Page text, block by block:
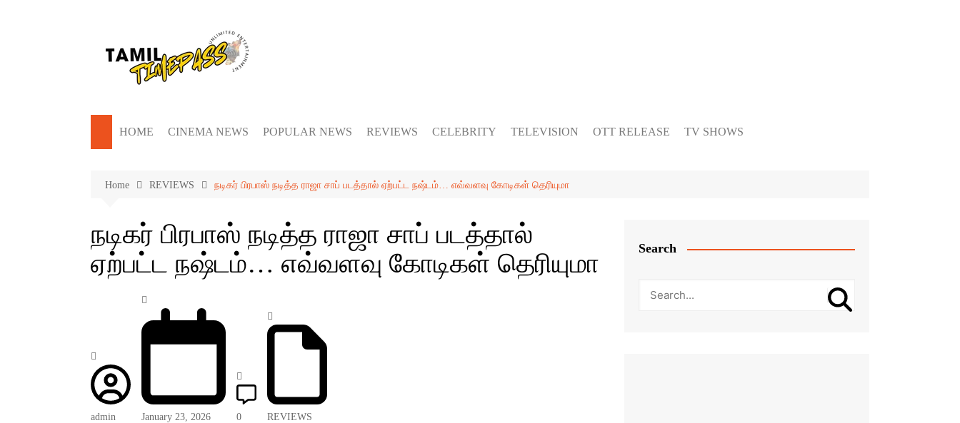
HOME CINEMA NEWS POPULAR NEWS REVIEWS CELEBRITY TELEVISION OTT RELEASE TV SHOWS
Home REVIEWS நடிகர் பிரபாஸ் நடித்த ராஜா சாப் படத்தால் ஏற்பட்ட நஷ்டம்… எவ்வளவு கோடிகள் தெரியுமா
நடிகர் பிரபாஸ் நடித்த ராஜா சாப் படத்தால்
ஏற்பட்ட நஷ்டம்… எவ்வளவு கோடிகள் தெரியுமா
admin January 23, 2026 0 REVIEWS
Search